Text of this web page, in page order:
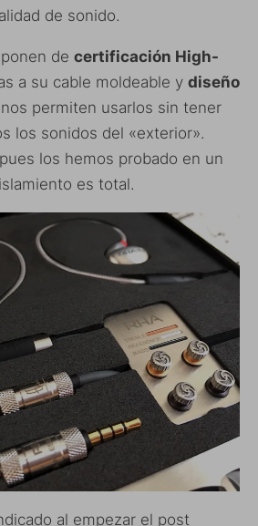
de sonido.
de certificación High-
a su cable moldeable y diseño
nos permiten usarlos sin tener
los sonidos del «exterior».
los hemos probado en un
es total.
al empezar el post